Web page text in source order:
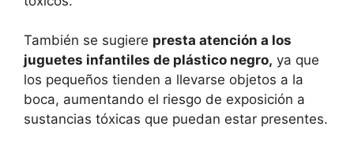
También se sugiere presta atención a los
juguetes infantiles de plástico negro, ya que
los pequeños tienden a llevarse objetos a la
boca, aumentando el riesgo de exposición a
sustancias tóxicas que puedan estar presentes.